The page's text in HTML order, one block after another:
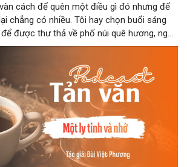
cách để quên một điều gì đó nhưng để
chẳng có nhiều. Tôi hay chọn buổi sáng
được thư thả về phố núi quê hương, ngồi
đai, mưa nắng điểm từng nhịp xuống
gian mở cánh cửa diệu kì của mình.